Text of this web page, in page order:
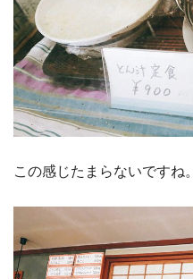
この感じたまらないですね。